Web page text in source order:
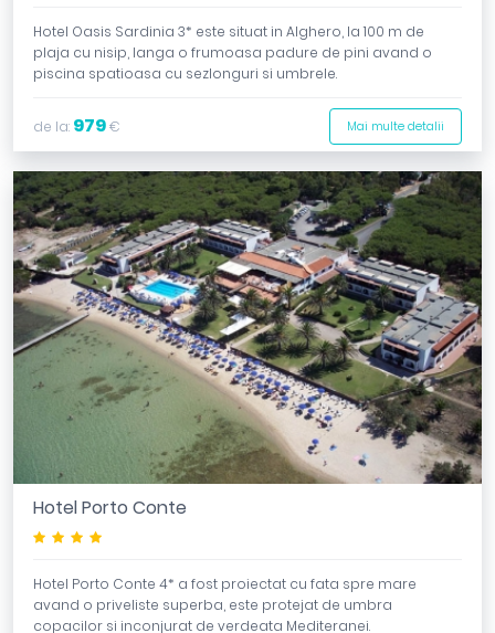
Hotel Oasis Sardinia 3* este situat in Alghero, la 100 m de
plaja cu nisip, langa o frumoasa padure de pini avand o
piscina spatioasa cu sezlonguri si umbrele.
de la: 979€ Mai multe detalii
Hotel Porto Conte
Hotel Porto Conte 4* a fost proiectat cu fata spre mare
avand o priveliste superba, este protejat de umbra
copacilor si inconjurat de verdeata Mediteranei.